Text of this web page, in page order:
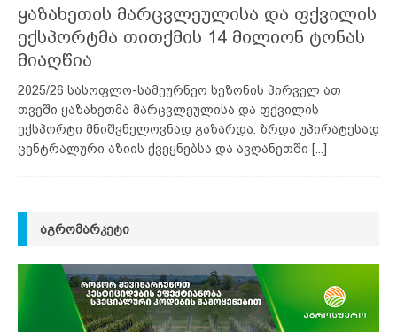
ყაზახეთის მარცვლეულისა და ფქვილის
ექსპორტმა თითქმის 14 მილიონ ტონას
მიაღწია
2025/26 სასოფლო-სამეურნეო სეზონის პირველ ათ
თვეში ყაზახეთმა მარცვლეულისა და ფქვილის
ექსპორტი მნიშვნელოვნად გაზარდა. ზრდა უპირატესად
ცენტრალური აზიის ქვეყნებსა და ავღანეთში [...]
ᲐᲒᲠᲝᲛᲐᲠᲙᲔᲢᲘ